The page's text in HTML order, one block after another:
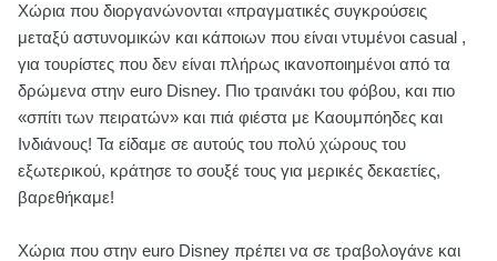
Χώρια που διοργανώνονται «πραγματικές συγκρούσεις
μεταξύ αστυνομικών και κάποιων που είναι ντυμένοι casual ,
για τουρίστες που δεν είναι πλήρως ικανοποιημένοι από τα
δρώμενα στην euro Disney. Πιο τραινάκι του φόβου, και πιο
«σπίτι των πειρατών» και πιά φιέστα με Καουμπόηδες και
Ινδιάνους! Τα είδαμε σε αυτούς του πολύ χώρους του
εξωτερικού, κράτησε το σουξέ τους για μερικές δεκαετίες,
βαρεθήκαμε!
Χώρια που στην euro Disney πρέπει να σε τραβολογάνε και